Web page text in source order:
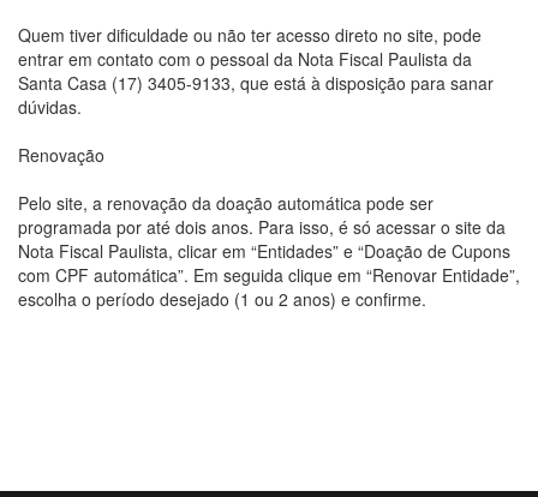
Quem tiver dificuldade ou não ter acesso direto no site, pode
entrar em contato com o pessoal da Nota Fiscal Paulista da
Santa Casa (17) 3405-9133, que está à disposição para sanar
dúvidas.
Renovação
Pelo site, a renovação da doação automática pode ser
programada por até dois anos. Para isso, é só acessar o site da
Nota Fiscal Paulista, clicar em “Entidades” e “Doação de Cupons
com CPF automática”. Em seguida clique em “Renovar Entidade”,
escolha o período desejado (1 ou 2 anos) e confirme.